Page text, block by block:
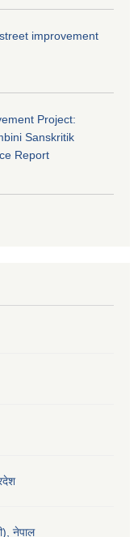
improvement
Project:
Sanskritik
Report
नेपाल